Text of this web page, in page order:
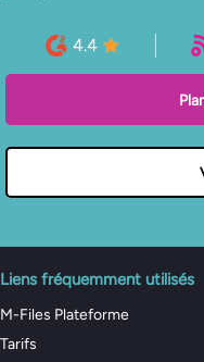
4.4
Liens fréquemment utilisés
M-Files Plateforme
Tarifs